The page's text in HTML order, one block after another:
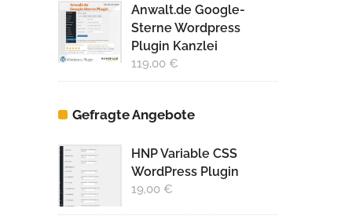
war:
89,00 €
Preis
ist:
79,00 €.
Anwalt.de Google-
Sterne Wordpress
Plugin Kanzlei
119,00 €
Gefragte Angebote
HNP Variable CSS
WordPress Plugin
19,00 €